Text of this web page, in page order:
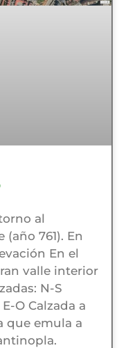
al
761). En
En el
valle interior
N-S
O Calzada a
que emula a